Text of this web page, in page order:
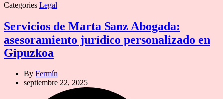
Categories Legal
Servicios de Marta Sanz Abogada:
asesoramiento jurídico personalizado en
Gipuzkoa
By Fermín
septiembre 22, 2025